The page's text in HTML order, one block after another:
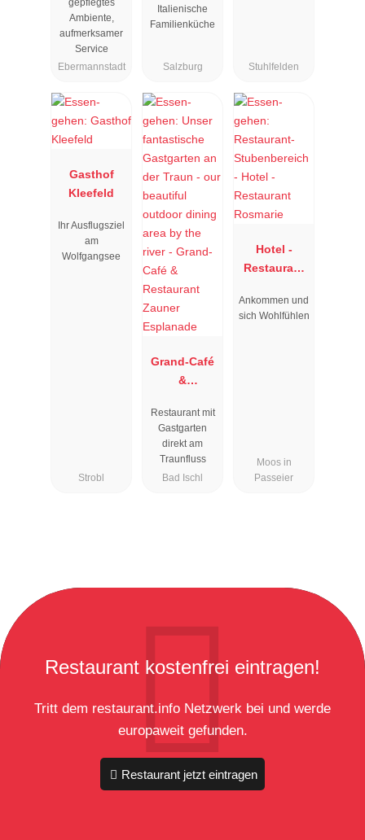
Ambiente,
aufmerksamer
Service
Ebermannstadt
Italienische
Familienküche
Salzburg Stuhlfelden
Gasthof
Kleefeld
Ihr Ausflugsziel
am
Wolfgangsee
Strobl
Grand-Café
&
Zauner
Esplanade
Restaurant mit
Gastgarten
direkt am
Traunfluss
Bad Ischl
Hotel -
Restaurant
Ankommen und
sich Wohlfühlen
Moos in
Passeier
Restaurant kostenfrei eintragen!
Tritt dem restaurant.info Netzwerk bei und werde
europaweit gefunden.
Restaurant jetzt eintragen